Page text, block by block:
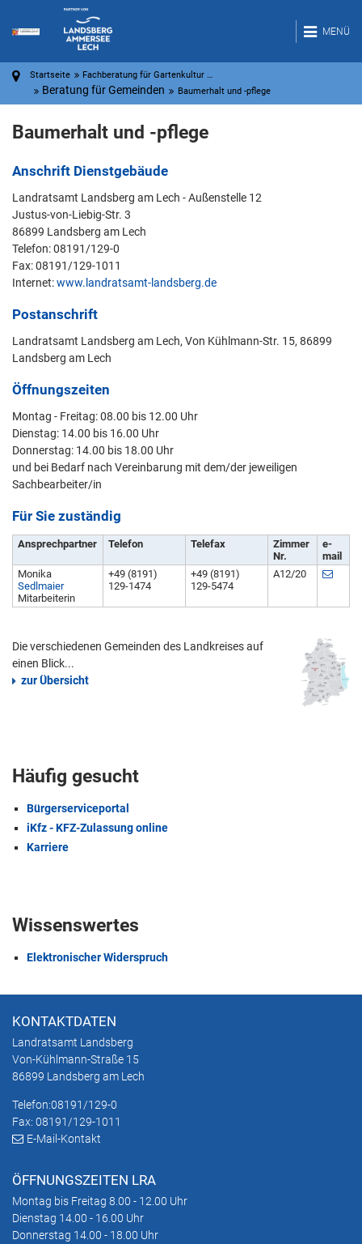
MENÜ
Startseite Fachberatung für Gartenkultur …
Beratung für Gemeinden Baumerhalt und -pflege
Baumerhalt und -pflege
Anschrift Dienstgebäude
Landratsamt Landsberg am Lech - Außenstelle 12
Justus-von-Liebig-Str. 3
86899 Landsberg am Lech
Telefon: 08191/129-0
Fax: 08191/129-1011
Internet:www.landratsamt-landsberg.de
Postanschrift
Landratsamt Landsberg am Lech, Von Kühlmann-Str. 15, 86899
Landsberg am Lech
Öffnungszeiten
Montag - Freitag: 08.00 bis 12.00 Uhr
Dienstag: 14.00 bis 16.00 Uhr
Donnerstag: 14.00 bis 18.00 Uhr
und bei Bedarf nach Vereinbarung mit dem/der jeweiligen
Sachbearbeiter/in
Für Sie zuständig
Ansprechpartner Telefon Telefax
Zimmer
Nr.
e-
mail
Monika
Sedlmaier
Mitarbeiterin
+49 (8191)
129-1474
+49 (8191)
129-5474
A12/20
Die verschiedenen Gemeinden des Landkreises auf
einen Blick...
zur Übersicht
Häufig gesucht
Bürgerserviceportal
iKfz - KFZ-Zulassung online
Karriere
Wissenswertes
Elektronischer Widerspruch
KONTAKTDATEN
Landratsamt Landsberg
Von-Kühlmann-Straße 15
86899 Landsberg am Lech
Telefon:08191/129-0
Fax: 08191/129-1011
E-Mail-Kontakt
ÖFFNUNGSZEITEN LRA
Montag bis Freitag 8.00 - 12.00 Uhr
Dienstag 14.00 - 16.00 Uhr
Donnerstag 14.00 - 18.00 Uhr